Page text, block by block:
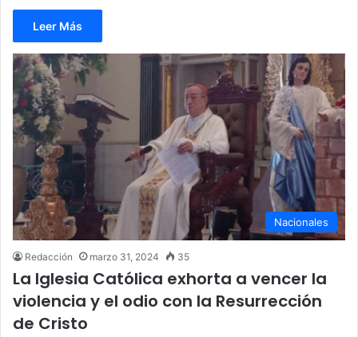
Leer Más
Nacionales
Redacción marzo 31, 2024 35
La Iglesia Católica exhorta a vencer la
violencia y el odio con la Resurrección
de Cristo